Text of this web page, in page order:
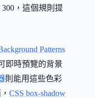
300，這個規則提
Patterns
即時預覽的背景
則能用這些色彩
CSS box-shadow